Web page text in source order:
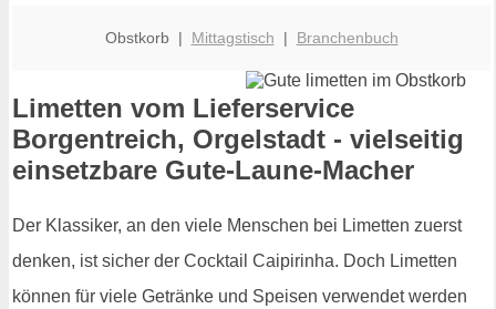
Obstkorb | Mittagstisch | Branchenbuch
Limetten vom Lieferservice
Borgentreich, Orgelstadt - vielseitig
einsetzbare Gute-Laune-Macher
Der Klassiker, an den viele Menschen bei Limetten zuerst
denken, ist sicher der Cocktail Caipirinha. Doch Limetten
können für viele Getränke und Speisen verwendet werden